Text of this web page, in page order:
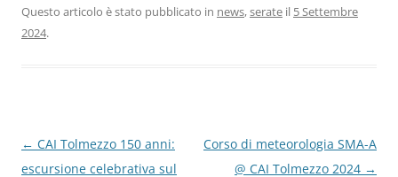
Questo articolo è stato pubblicato in news,serate il 5 Settembre
2024.
← CAI Tolmezzo 150 anni:
escursione celebrativa sul
Corso di meteorologia SMA-A
@ CAI Tolmezzo 2024 →